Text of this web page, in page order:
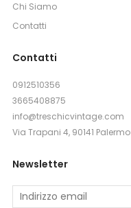
Chi Siamo
Contatti
Contatti
0912510356
3665408875
info@treschicvintage.com
Via Trapani 4, 90141 Palermo
Newsletter